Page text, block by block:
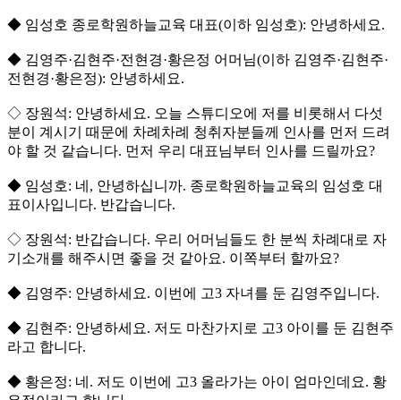
◆ 임성호 종로학원하늘교육 대표(이하 임성호): 안녕하세요.
◆ 김영주·김현주·전현경·황은정 어머님(이하 김영주·김현주·
전현경·황은정): 안녕하세요.
◇ 장원석: 안녕하세요. 오늘 스튜디오에 저를 비롯해서 다섯
분이 계시기 때문에 차례차례 청취자분들께 인사를 먼저 드려
야 할 것 같습니다. 먼저 우리 대표님부터 인사를 드릴까요?
◆ 임성호: 네, 안녕하십니까. 종로학원하늘교육의 임성호 대
표이사입니다. 반갑습니다.
◇ 장원석: 반갑습니다. 우리 어머님들도 한 분씩 차례대로 자
기소개를 해주시면 좋을 것 같아요. 이쪽부터 할까요?
◆ 김영주: 안녕하세요. 이번에 고3 자녀를 둔 김영주입니다.
◆ 김현주: 안녕하세요. 저도 마찬가지로 고3 아이를 둔 김현주
라고 합니다.
◆ 황은정: 네. 저도 이번에 고3 올라가는 아이 엄마인데요. 황